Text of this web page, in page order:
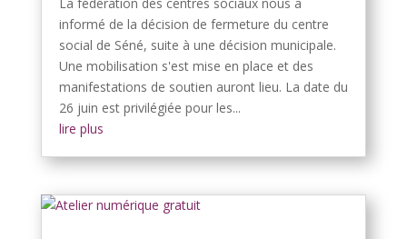
informé de la décision de fermeture du centre
social de Séné, suite à une décision municipale.
Une mobilisation s'est mise en place et des
manifestations de soutien auront lieu. La date du
26 juin est privilégiée pour les...
lire plus